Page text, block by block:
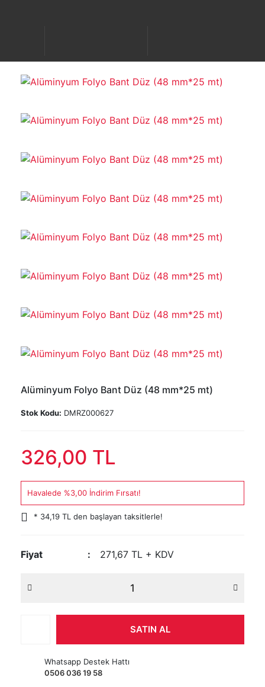
Alüminyum Folyo Bant Düz (48 mm*25 mt)
Stok Kodu: DMRZ000627
326,00 TL
Havalede %3,00 İndirim Fırsatı!
* 34,19 TL den başlayan taksitlerle!
Fiyat 271,67 TL + KDV
SATIN AL
Whatsapp Destek Hattı
0506 036 19 58